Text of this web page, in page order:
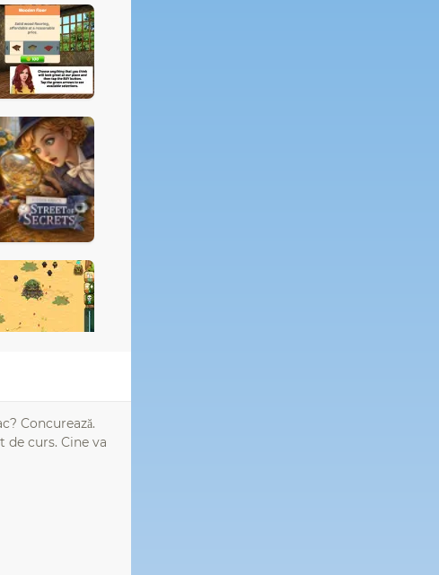
Concurează.
de curs. Cine va